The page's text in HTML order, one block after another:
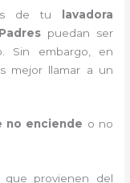
de tu lavadora
puedan ser
Sin embargo, en
mejor llamar a un
no enciende o no
provienen del